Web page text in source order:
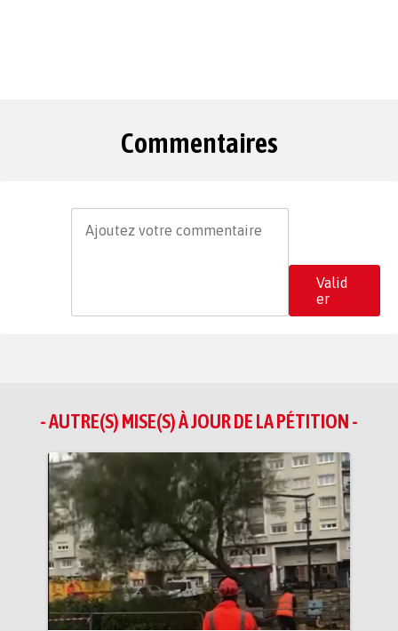
Commentaires
Valid
er
- AUTRE(S) MISE(S) À JOUR DE LA PÉTITION -